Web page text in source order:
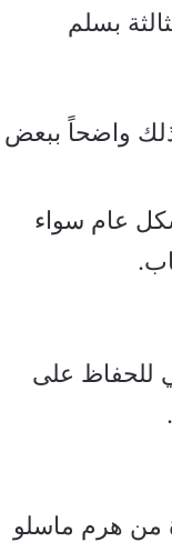
بسلم
ذلك واضحاً ببعض
عام سواء
للحفاظ على
من هرم ماسلو